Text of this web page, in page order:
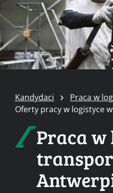
Kandydaci
Praca w
Oferty pracy w logistyce
Praca w